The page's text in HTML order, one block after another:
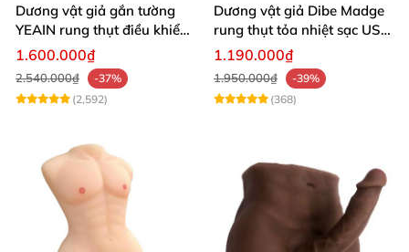
Dương vật giả gắn tường
YEAIN rung thụt điều khiển
từ xa tỏa nhiệt
1.600.000₫
2.540.000₫
-37%
(2,592)
Dương vật giả Dibe Madge
rung thụt tỏa nhiệt sạc USB
siêu mềm mại
1.190.000₫
1.950.000₫
-39%
(368)